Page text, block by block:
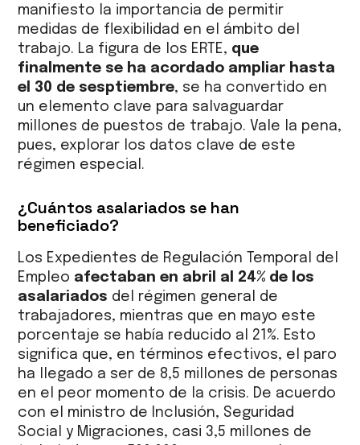
manifiesto la importancia de permitir
medidas de flexibilidad en el ámbito del
trabajo. La figura de los ERTE, que
finalmente se ha acordado ampliar hasta
el 30 de sesptiembre, se ha convertido en
un elemento clave para salvaguardar
millones de puestos de trabajo. Vale la pena,
pues, explorar los datos clave de este
régimen especial.
¿Cuántos asalariados se han
beneficiado?
Los Expedientes de Regulación Temporal del
Empleo afectaban en abril al 24% de los
asalariados del régimen general de
trabajadores, mientras que en mayo este
porcentaje se había reducido al 21%. Esto
significa que, en términos efectivos, el paro
ha llegado a ser de 8,5 millones de personas
en el peor momento de la crisis. De acuerdo
con el ministro de Inclusión, Seguridad
Social y Migraciones, casi 3,5 millones de